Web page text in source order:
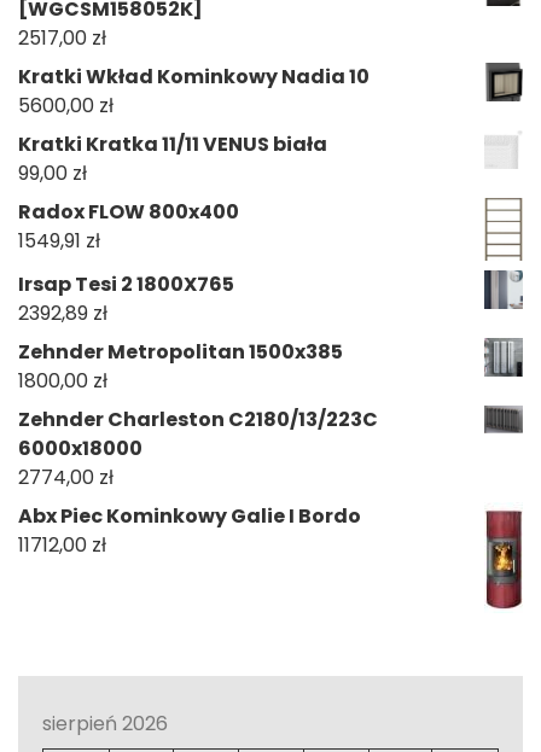
[WGCSM158052K]
2517,00 zł
Kratki Wkład Kominkowy Nadia 10
5600,00 zł
Kratki Kratka 11/11 VENUS biała
99,00 zł
Radox FLOW 800x400
1549,91 zł
Irsap Tesi 2 1800X765
2392,89 zł
Zehnder Metropolitan 1500x385
1800,00 zł
Zehnder Charleston C2180/13/223C
6000x18000
2774,00 zł
Abx Piec Kominkowy Galie I Bordo
11712,00 zł
sierpień 2026